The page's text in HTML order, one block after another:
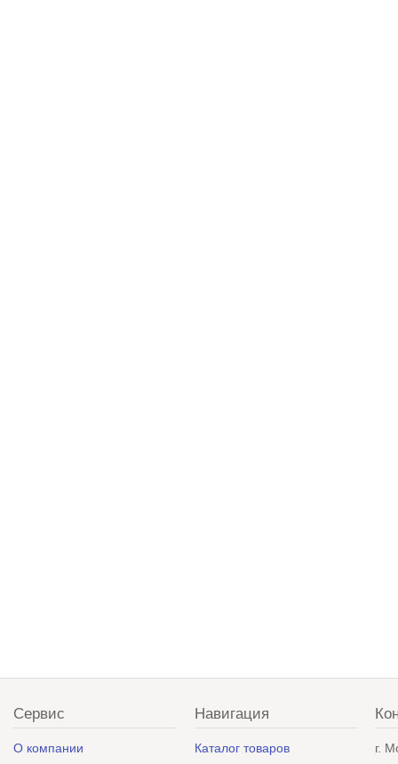
Сервис
О компании
Навигация
Каталог товаров
г.